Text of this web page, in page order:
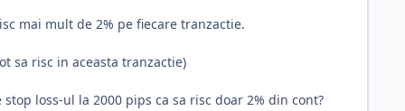
mai mult de 2% pe fiecare tranzactie.
sa risc in aceasta tranzactie)
loss-ul la 2000 pips ca sa risc doar 2% din cont?